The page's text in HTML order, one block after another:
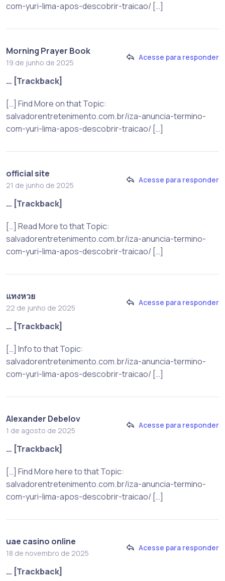
com-yuri-lima-apos-descobrir-traicao/ […]
Morning Prayer Book
19 de junho de 2025
Acesse para responder
… [Trackback]
[…] Find More on that Topic:
salvadorentretenimento.com.br/iza-anuncia-termino-
com-yuri-lima-apos-descobrir-traicao/ […]
official site
21 de junho de 2025
Acesse para responder
… [Trackback]
[…] Read More to that Topic:
salvadorentretenimento.com.br/iza-anuncia-termino-
com-yuri-lima-apos-descobrir-traicao/ […]
แทงหวย
22 de junho de 2025
Acesse para responder
… [Trackback]
[…] Info to that Topic:
salvadorentretenimento.com.br/iza-anuncia-termino-
com-yuri-lima-apos-descobrir-traicao/ […]
Alexander Debelov
1 de agosto de 2025
Acesse para responder
… [Trackback]
[…] Find More here to that Topic:
salvadorentretenimento.com.br/iza-anuncia-termino-
com-yuri-lima-apos-descobrir-traicao/ […]
uae casino online
18 de novembro de 2025
Acesse para responder
… [Trackback]